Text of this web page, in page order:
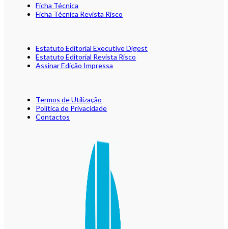
Ficha Técnica
Ficha Técnica Revista Risco
Estatuto Editorial Executive Digest
Estatuto Editorial Revista Risco
Assinar Edição Impressa
Termos de Utilização
Política de Privacidade
Contactos